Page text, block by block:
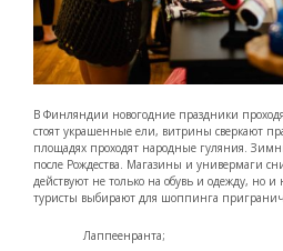
В Финляндии новогодние праздники
стоят украшенные ели, витрины сверкают
площадях проходят народные гуляния.
после Рождества. Магазины и универмаги
действуют не только на обувь и одежду, но и
туристы выбирают для шоппинга
Лаппеенранта;